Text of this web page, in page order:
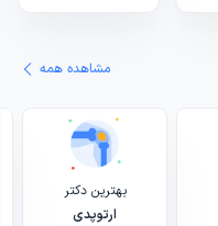
مشاهده همه
بهترین دکتر
ارتوپدی